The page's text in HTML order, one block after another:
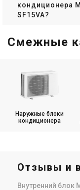
кондиционера
SF15VA?
Смежные
Наружные блоки
кондиционера
Отзывы и
Внутренний блок